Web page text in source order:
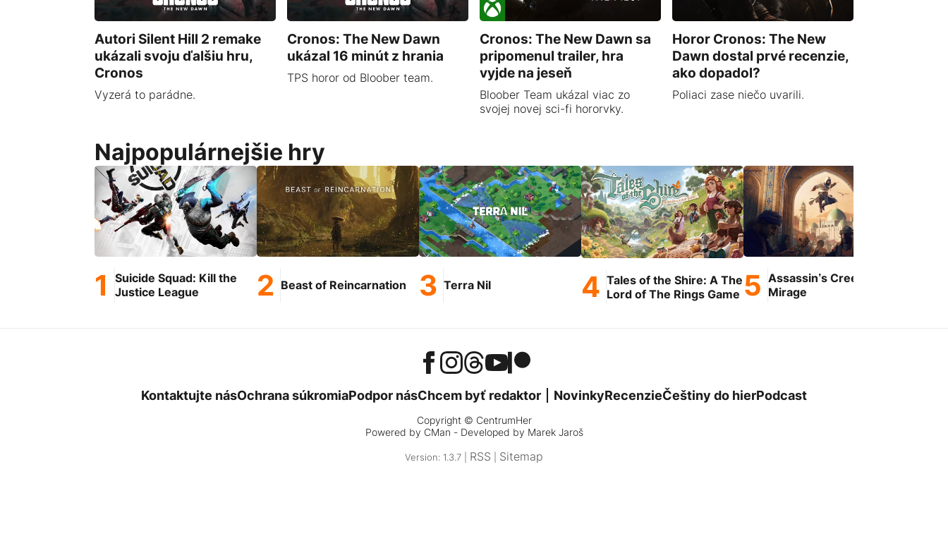
Autori Silent Hill 2 remake
ukázali svoju ďalšiu hru,
Cronos
Vyzerá to parádne.
Cronos: The New Dawn
ukázal 16 minút z hrania
TPS horor od Bloober team.
Cronos: The New Dawn sa
pripomenul trailer, hra
vyjde na jeseň
Bloober Team ukázal viac zo
svojej novej sci-fi hororvky.
Horor Cronos: The New
Dawn dostal prvé recenzie,
ako dopadol?
Poliaci zase niečo uvarili.
Najpopulárnejšie hry
Suicide Squad: Kill the
Justice League
Beast of Reincarnation Terra Nil
Tales of the Shire: A The
Lord of The Rings Game
Assassin’s Creed
Mirage
Kontaktujte násOchrana súkromiaPodpor násChcem byť redaktor NovinkyRecenzieČeštiny do hierPodcast
Copyright © CentrumHer
Powered by CMan - Developed by Marek Jaroš
Version: 1.3.7 | RSS Sitemap